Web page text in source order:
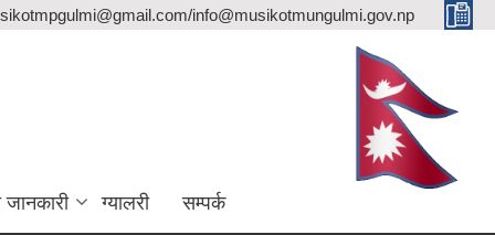
info@musikotmungulmi.gov.np
ग्यालरी सम्पर्क